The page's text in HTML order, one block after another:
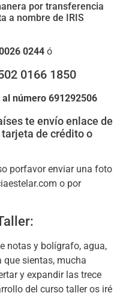
por transferencia
a nombre de IRIS
0244 ó
0166 1850
al número 691292506
te envío enlace de
de crédito o
porfavor enviar una foto
o por
notas y bolígrafo, agua,
sientas, mucha
y expandir las trece
del curso taller os iré